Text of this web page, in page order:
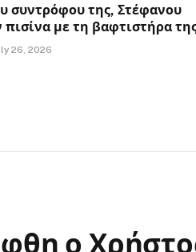
συντρόφου της, Στέφανου
με τη βαφτιστήρα
26, 2026
ο